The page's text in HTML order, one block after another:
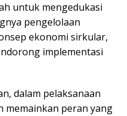
untuk mengedukasi
pengelolaan
ekonomi sirkular,
implementasi
dalam pelaksanaan
memainkan peran yang